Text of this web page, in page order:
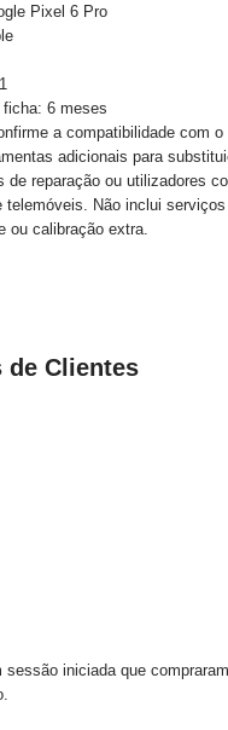
Pixel 6 Pro
6 meses
a compatibilidade com
adicionais para
de reparação ou utilizadores
telemóveis. Não inclui
ou calibração extra.
de Clientes
iniciada que